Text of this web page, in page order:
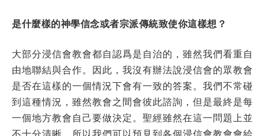
是什麼樣的神學信念或者宗派傳統致使你這樣想？
大部分浸信會教會都自認爲是自治的，雖然我們看重自
由地聯結與合作。因此，我沒有辦法說浸信會的眾教會
是否在這樣的一個情況下會有一致的答案。我們不常碰
到這種情況，雖然教會之間會彼此諮詢，但是最終是每
一個地方教會自己要做決定。聖經雖然在這一問題上並
不十分清晰，所以我們可以預見到各個浸信會教會會給